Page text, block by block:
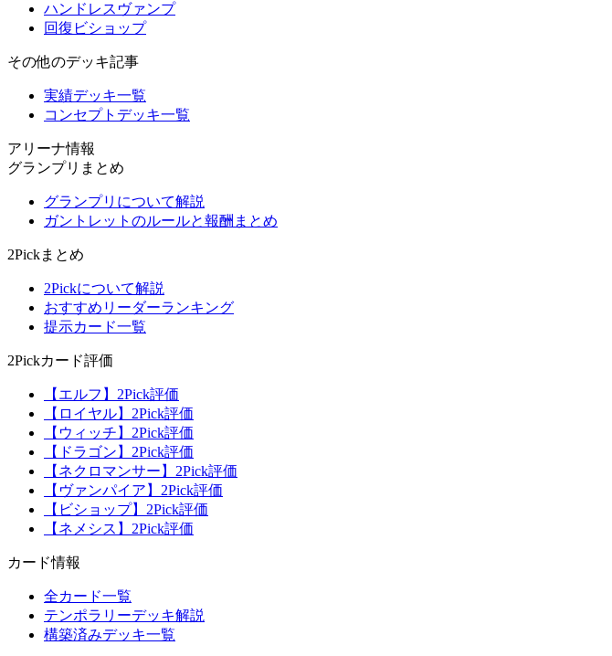
ハンドレスヴァンプ
回復ビショップ
その他のデッキ記事
実績デッキ一覧
コンセプトデッキ一覧
アリーナ情報
グランプリまとめ
グランプリについて解説
ガントレットのルールと報酬まとめ
2Pickまとめ
2Pickについて解説
おすすめリーダーランキング
提示カード一覧
2Pickカード評価
【エルフ】2Pick評価
【ロイヤル】2Pick評価
【ウィッチ】2Pick評価
【ドラゴン】2Pick評価
【ネクロマンサー】2Pick評価
【ヴァンパイア】2Pick評価
【ビショップ】2Pick評価
【ネメシス】2Pick評価
カード情報
全カード一覧
テンポラリーデッキ解説
構築済みデッキ一覧